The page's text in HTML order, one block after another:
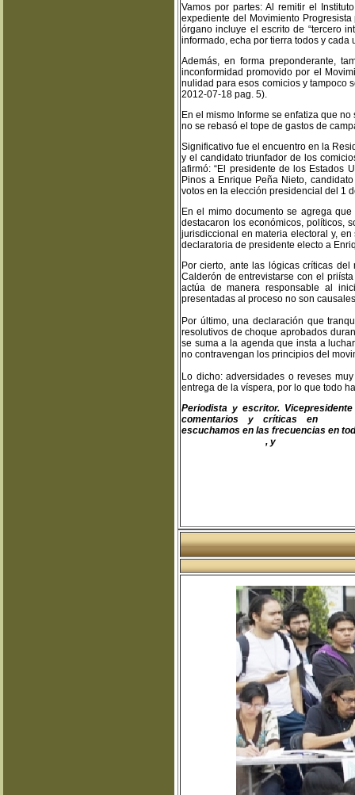
Vamos por partes: Al remitir el
expediente del Movimiento
órgano incluye el escrito de “tercero
informado, echa por tierra todos y
Además, en forma preponderante,
inconformidad promovido por el
nulidad para esos comicios y tampoco
2012-07-18 pag. 5).
En el mismo Informe se enfatiza que
no se rebasó el tope de gastos de
Significativo fue el encuentro en la
y el candidato triunfador de los
afirmó: “El presidente de los Estados
Pinos a Enrique Peña Nieto,
votos en la elección presidencial del 1
En el mimo documento se agrega
destacaron los económicos, políticos,
jurisdiccional en materia electoral y,
declaratoria de presidente electo a
Por cierto, ante las lógicas críticas
Calderón de entrevistarse con el
actúa de manera responsable al
presentadas al proceso no son
Por último, una declaración que
resolutivos de choque aprobados
se suma a la agenda que insta a
no contravengan los principios del
Lo dicho: adversidades o reveses
entrega de la víspera, por lo que todo
Periodista y escritor.
comentarios y críticas en
escuchamos en las frecuencias en
, y